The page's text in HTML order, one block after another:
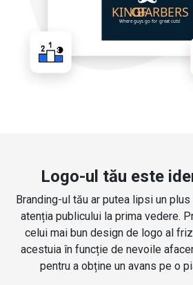
Logo-ul tău este
Branding-ul tău ar putea lipsi un
atenția publicului la prima vedere.
celui mai bun design de logo al
acestuia în funcție de nevoile
pentru a obține un avans pe o